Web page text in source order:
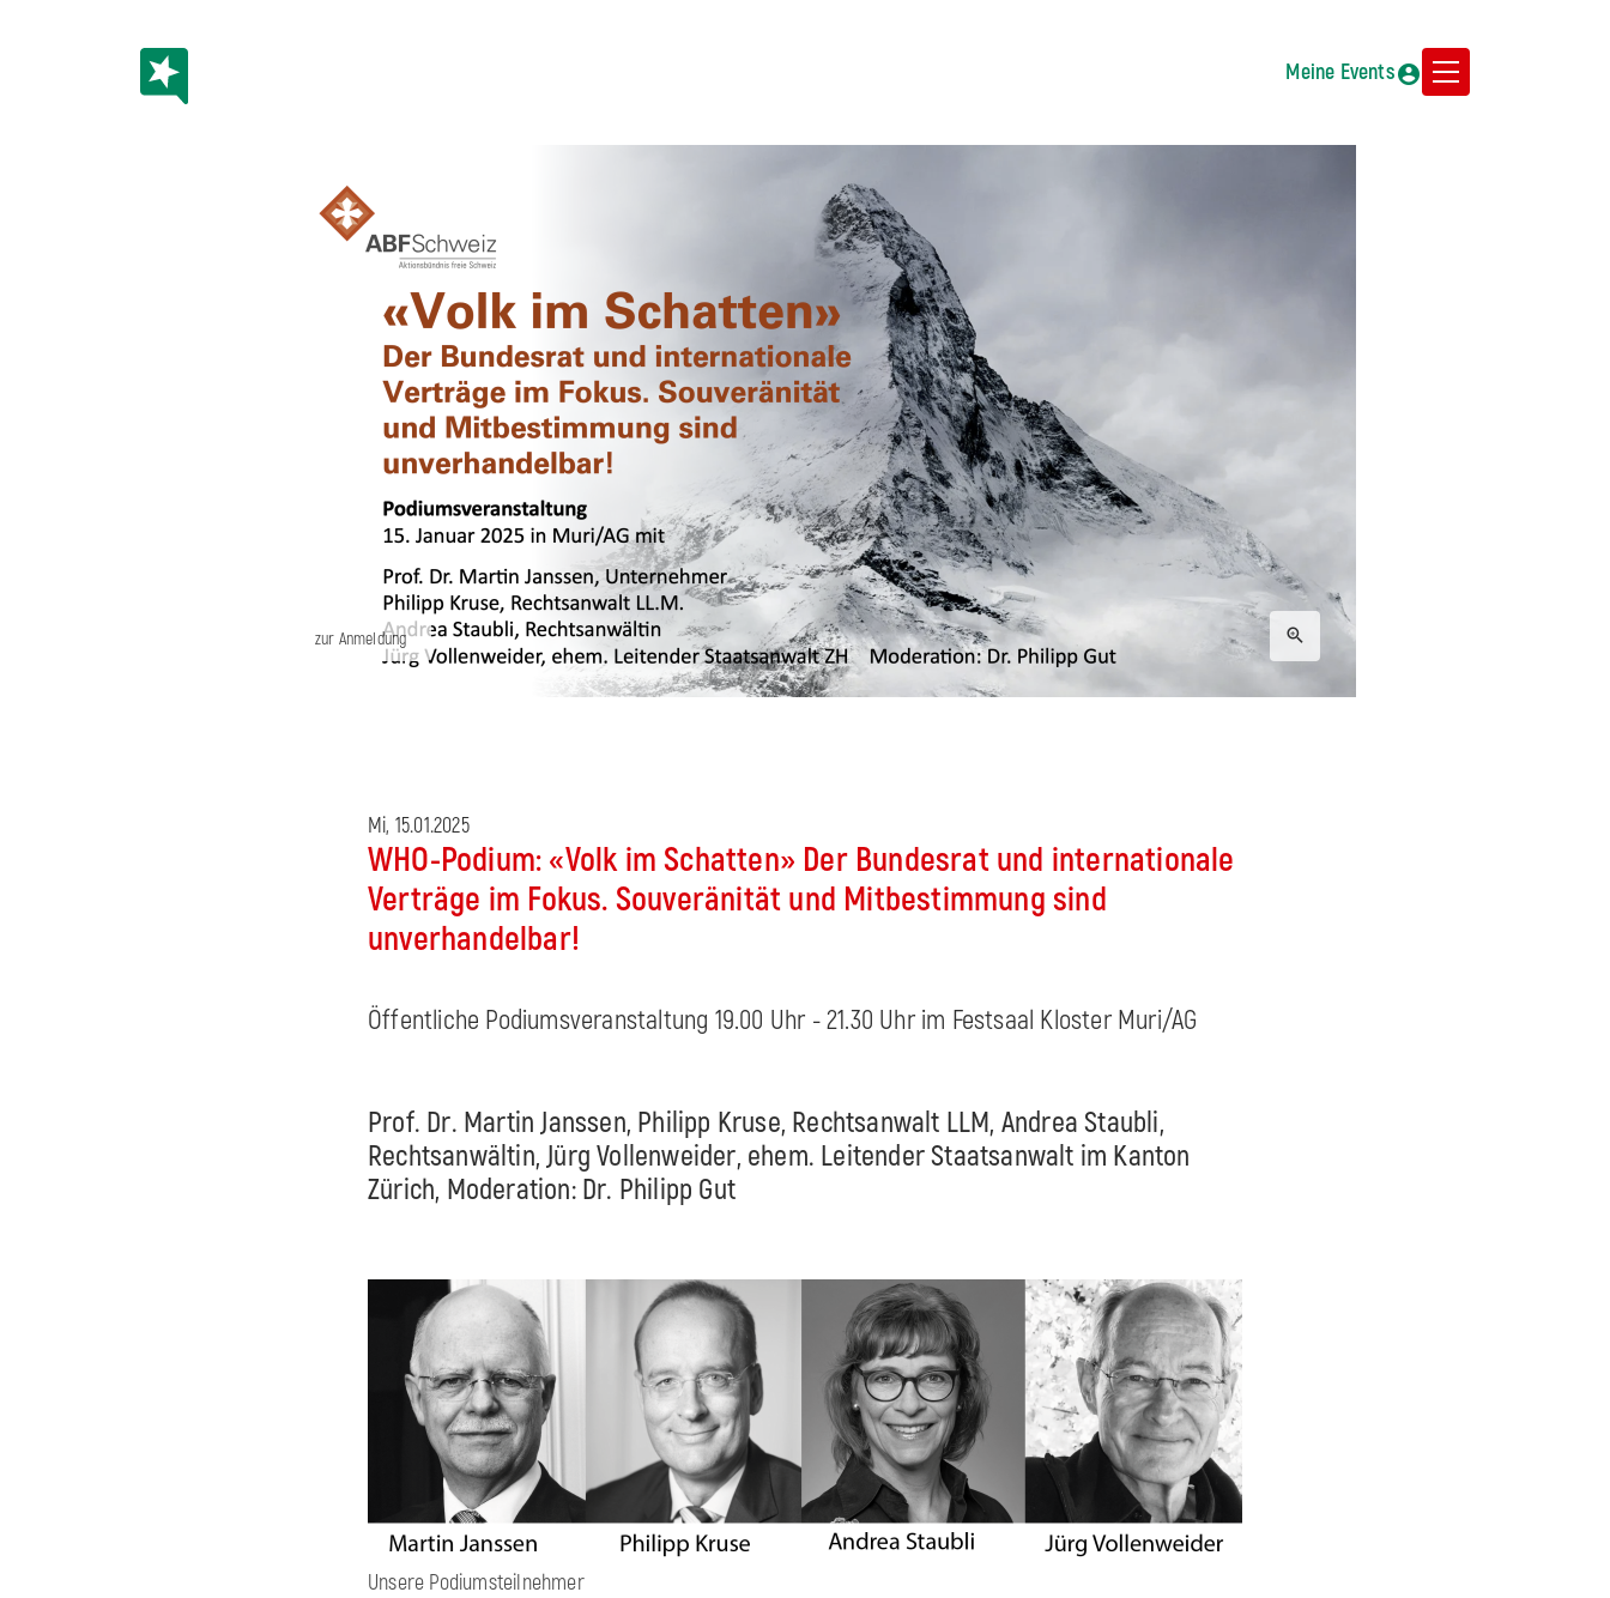
Meine Events
zur Anmeldung
Mi, 15.01.2025
WHO-Podium: «Volk im Schatten» Der Bundesrat und internationale
Verträge im Fokus. Souveränität und Mitbestimmung sind
unverhandelbar!
Öffentliche Podiumsveranstaltung 19.00 Uhr - 21.30 Uhr im Festsaal Kloster Muri/AG
Prof. Dr. Martin Janssen, Philipp Kruse, Rechtsanwalt LLM, Andrea Staubli,
Rechtsanwältin, Jürg Vollenweider, ehem. Leitender Staatsanwalt im Kanton
Zürich, Moderation: Dr. Philipp Gut
Unsere Podiumsteilnehmer